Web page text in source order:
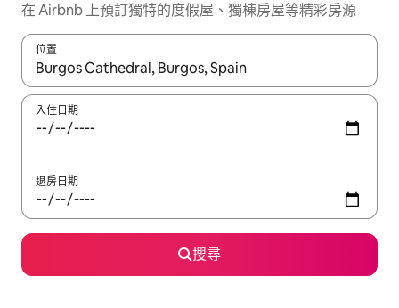
在 Airbnb 上預訂獨特的度假屋、獨棟房屋等精彩房源
位置
如有搜尋結果，瀏覽內容時請使用上下箭頭，或輕點、滑動裝置。
入住日期
退房日期
搜尋